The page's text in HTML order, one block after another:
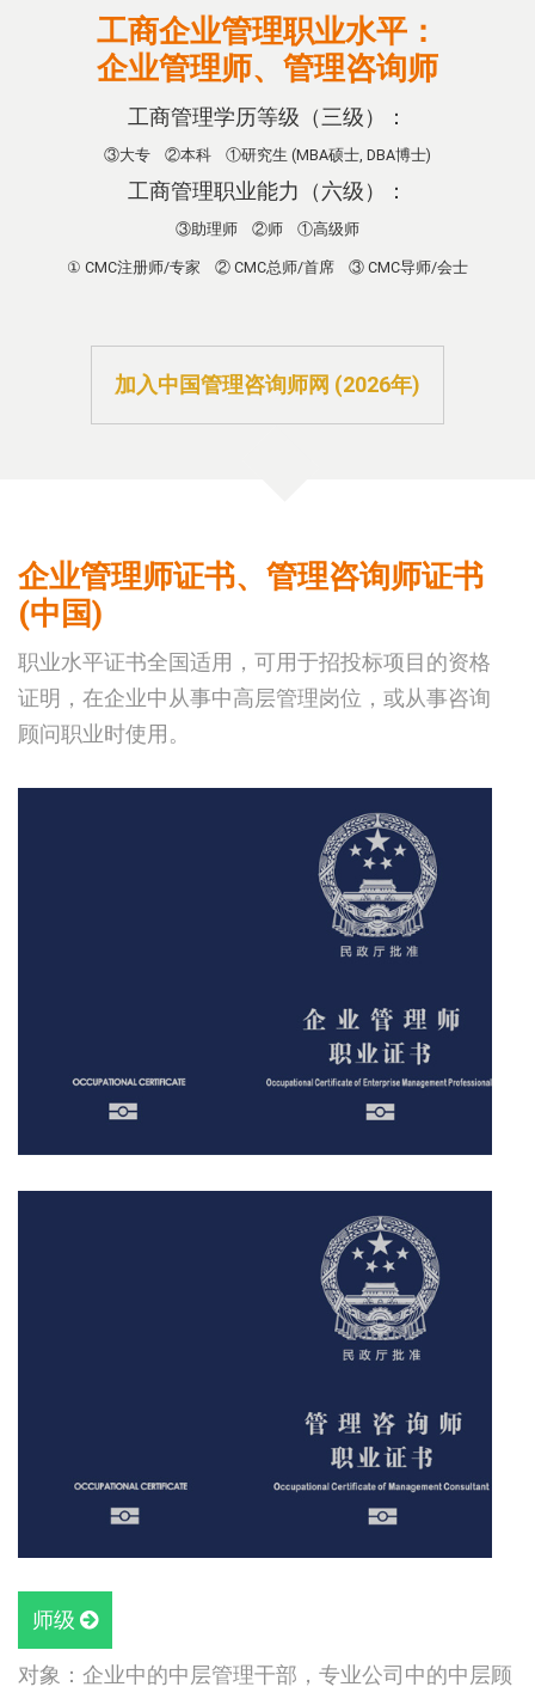
工商企业管理职业水平：
企业管理师、管理咨询师
工商管理学历等级（三级）：
③大专 ②本科 ①研究生 (MBA硕士, DBA博士)
工商管理职业能力（六级）：
③助理师 ②师 ①高级师
① CMC注册师/专家 ② CMC总师/首席 ③ CMC导师/会士
加入中国管理咨询师网 (2026年)
企业管理师证书、管理咨询师证书
(中国)
职业水平证书全国适用，可用于招投标项目的资格
证明，在企业中从事中高层管理岗位，或从事咨询
顾问职业时使用。
师级
对象：企业中的中层管理干部，专业公司中的中层顾